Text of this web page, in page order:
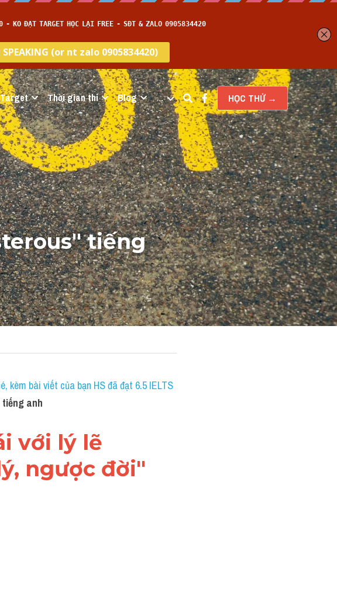
Target Thời gian thi Blog … HỌC THỬ →
tiếng
kèm bài viết của bạn HS đã đạt 6.5 IELTS
anh
với lý lẽ
ngược đời"